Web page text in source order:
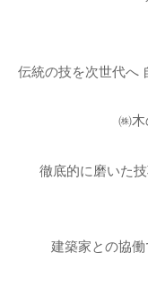
伝統の技を次世代へ
㈱
徹底的に磨いた
建築家との協